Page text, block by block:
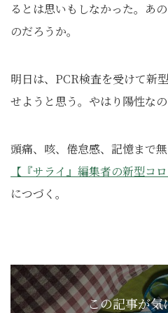
るとは思いもしなかった。あ
のだろうか。
明日は、PCR検査を受けて新
せようと思う。やはり陽性な
頭痛、咳、倦怠感、記憶まで
【『サライ』編集者の新型コ
につづく。
この記事が気